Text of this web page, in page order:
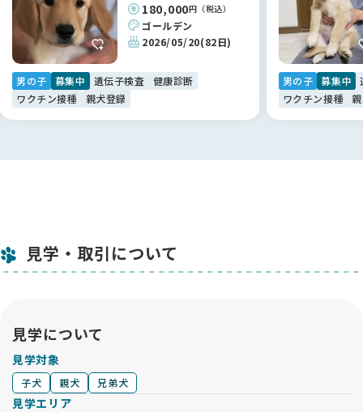
180,000円（税込）
ゴールデン
2026/05/20(82日)
男の子 募集中 遺伝子検査
健康診断
ワクチン接種
親犬登録
男の子 募集中
ワクチン接種
見学・取引について
見学について
見学対象
子犬 親犬 兄弟犬
見学エリア